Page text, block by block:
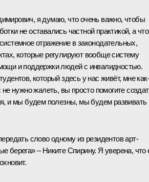
я думаю, что очень важно, чтобы
не оставались частной практикой, а
отражение в законодательных,
которые регулируют вообще систему
и поддержки людей с инвалидностью.
который здесь у нас живёт, мне как-
не нужно жалеть, вы просто помогите
и мы будем полезны, мы будем развивать
слово одному из резидентов арт-
берега» – Никите Спирину. Я уверена, что